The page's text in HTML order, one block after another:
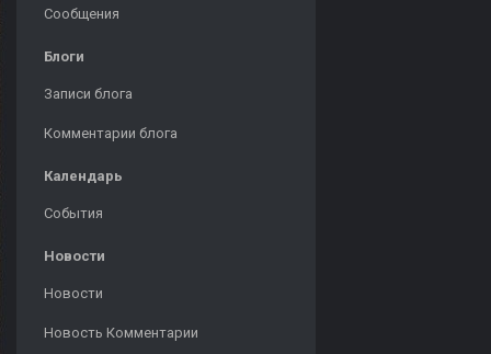
Сообщения
Блоги
Записи блога
Комментарии блога
Календарь
События
Новости
Новости
Новость Комментарии